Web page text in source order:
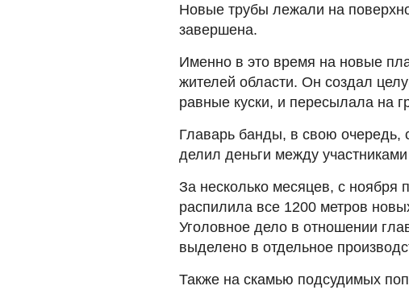
Новые трубы лежали на
завершена.
Именно в это время на новые
жителей области. Он создал
равные куски, и пересылала на
Главарь банды, в свою
делил деньги между
За несколько месяцев, с ноября
распилила все 1200 метров
Уголовное дело в отношении
выделено в отдельное
Также на скамью подсудимых